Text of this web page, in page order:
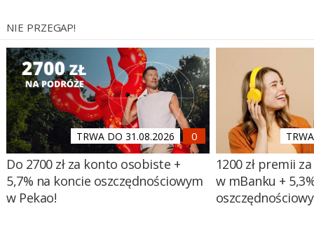
NIE PRZEGAP!
TRWA DO 31.08.2026
Do 2700 zł za konto osobiste +
5,7% na koncie oszczędnościowym
w Pekao!
1200 zł premii
w mBanku +